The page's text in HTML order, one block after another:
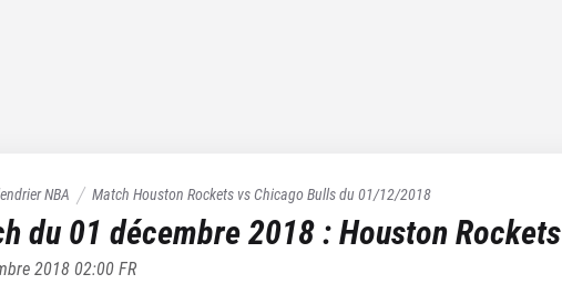
Actu NBA
NBA Match Houston Rockets vsChicago Bullsdu01/12/2018
du 01 décembre 2018:Houston Rockets
2018 02:00FR